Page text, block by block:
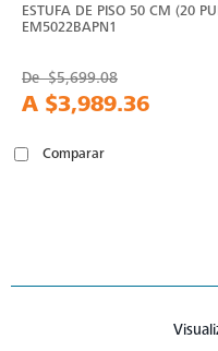
ESTUFA DE PISO 50 CM (20
EM5022BAPN1
De$5,699.08
A $3,989.36
Comparar